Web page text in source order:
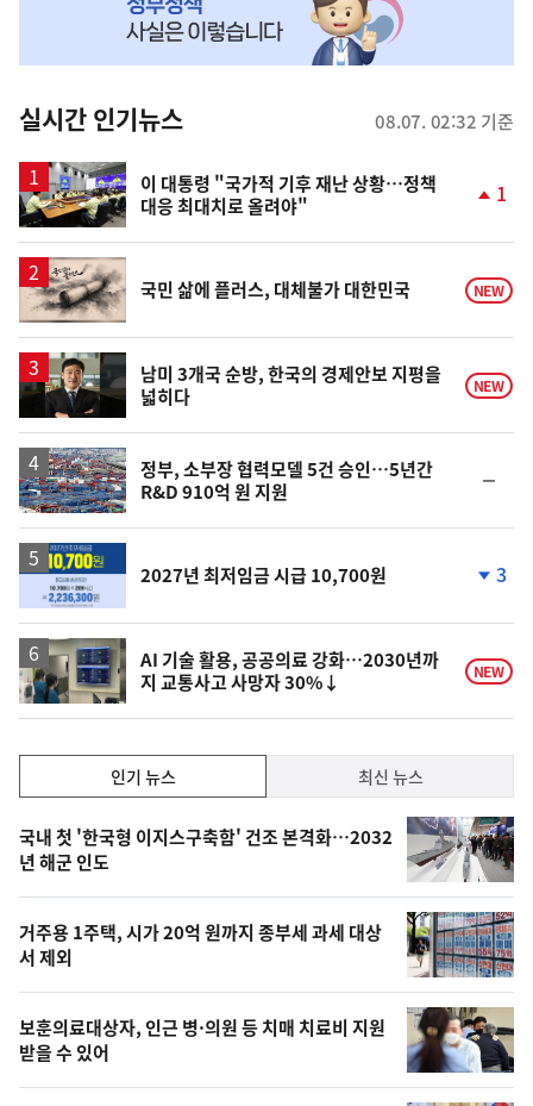
뉴
스
실시간 인기뉴스 08.07. 02:32 기준
이 대통령 "국가적 기후 재난 상황…정책
대응 최대치로 올려야"
승
1
영
상
국민 삶에 플러스, 대체불가 대한민국 NEW
남미 3개국 순방, 한국의 경제안보 지평을
넓히다
NEW
정부, 소부장 협력모델 5건 승인…5년간
R&D 910억 원 지원
일
2027년 최저임금 시급 10,700원
락
3
AI 기술 활용, 공공의료 강화…2030년까
지 교통사고 사망자 30%↓
NEW
기,
최
신,
늘
의
영
상
인기 뉴스 최신 뉴스
기
뉴
스
국내 첫 '한국형 이지스구축함' 건조 본격화…2032
년 해군 인도
거주용 1주택, 시가 20억 원까지 종부세 과세 대상
서 제외
보훈의료대상자, 인근 병·의원 등 치매 치료비 지원
받을 수 있어